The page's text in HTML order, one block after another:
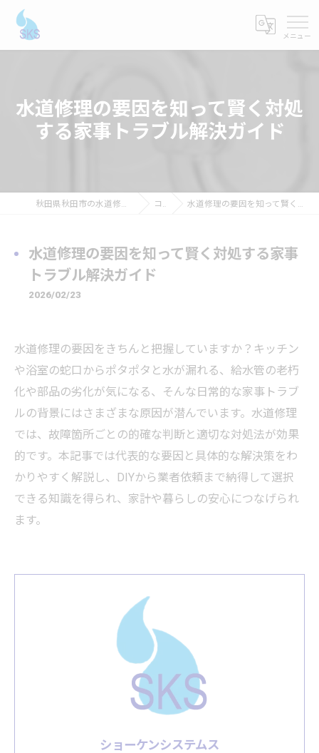
水道修理の要因を知って賢く対処
する家事トラブル解決ガイド
秋田県秋田市の水道修理ならショーケンシステムス コラム 水道修理の要因を知って賢く対処する家事トラブル解決ガイド
水道修理の要因を知って賢く対処する家事
トラブル解決ガイド
2026/02/23
水道修理の要因をきちんと把握していますか？キッチン
や浴室の蛇口からポタポタと水が漏れる、給水管の老朽
化や部品の劣化が気になる、そんな日常的な家事トラブ
ルの背景にはさまざまな原因が潜んでいます。水道修理
では、故障箇所ごとの的確な判断と適切な対処法が効果
的です。本記事では代表的な要因と具体的な解決策をわ
かりやすく解説し、DIYから業者依頼まで納得して選択
できる知識を得られ、家計や暮らしの安心につなげられ
ます。
ショーケンシステムス